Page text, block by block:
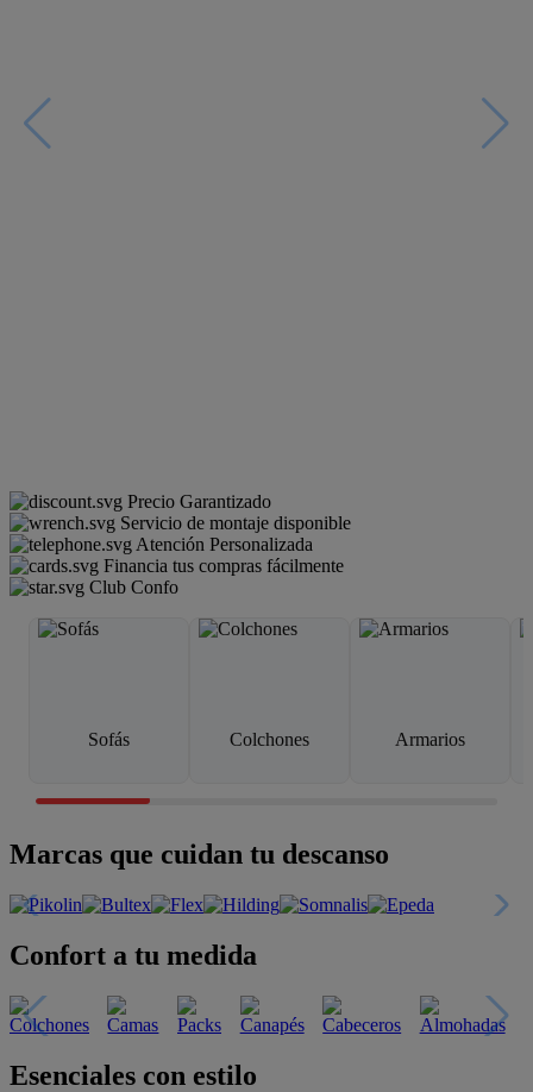
Precio Garantizado
Servicio de montaje disponible
Atención Personalizada
Financia tus compras fácilmente
Club Confo
Sofás Colchones Armarios
Marcas que cuidan tu descanso
Confort a tu medida
Esenciales con estilo